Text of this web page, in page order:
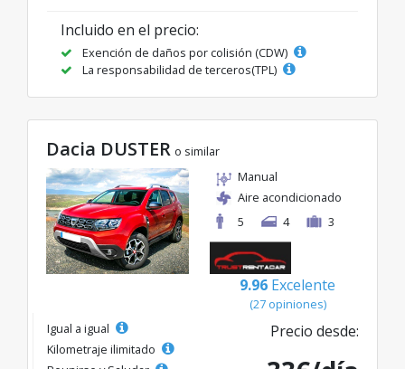
Incluido en el precio:
Exención de daños por colisión (CDW)
La responsabilidad de terceros(TPL)
Dacia DUSTER o similar
Manual
Aire acondicionado
5
4 3
9.96 Excelente
(27 opiniones)
Igual a igual
Kilometraje ilimitado
Precio desde: